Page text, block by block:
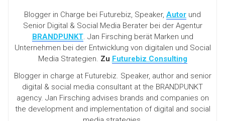
Blogger in Charge bei Futurebiz, Speaker, Autor und
Senior Digital & Social Media Berater bei der Agentur
BRANDPUNKT. Jan Firsching berät Marken und
Unternehmen bei der Entwicklung von digitalen und Social
Media Strategien. Zu Futurebiz Consulting
Blogger in charge at Futurebiz. Speaker, author and senior
digital & social media consultant at the BRANDPUNKT
agency. Jan Firsching advises brands and companies on
the development and implementation of digital and social